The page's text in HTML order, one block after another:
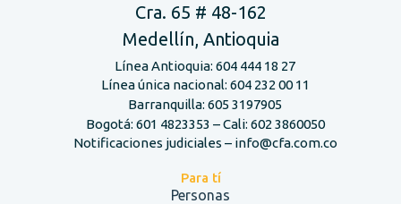
Cra. 65 # 48-162
Medellín, Antioquia
Línea Antioquia: 604 444 18 27
Línea única nacional: 604 232 00 11
Barranquilla: 605 3197905
Bogotá: 601 4823353 – Cali: 602 3860050
Notificaciones judiciales – info@cfa.com.co
Para tí
Personas